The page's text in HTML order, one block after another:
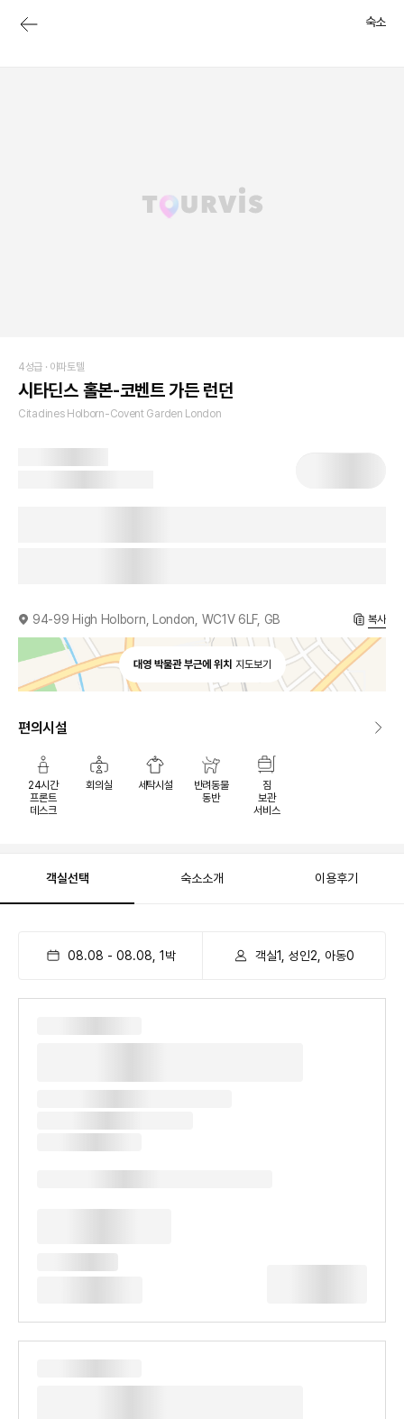
숙소
4성급 · 아파토텔
시타딘스 홀본-코벤트 가든 런던
Citadines Holborn-Covent Garden London
94-99 High Holborn, London, WC1V 6LF, GB 복사
대영 박물관 부근에 위치 지도보기
편의시설
24시간
프론트
데스크
회의실 세탁시설
반려동물
동반
짐
보관
서비스
객실선택 숙소소개 이용후기
08.08 - 08.08 1 박 객실1, 성인2, 아동0